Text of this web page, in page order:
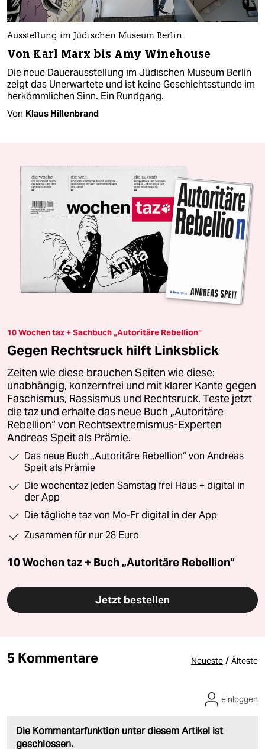
Ausstellung im Jüdischen Museum Berlin
Von Karl Marx bis Amy Winehouse
Die neue Dauerausstellung im Jüdischen Museum Berlin
zeigt das Unerwartete und ist keine Geschichtsstunde im
herkömmlichen Sinn. Ein Rundgang.
Von Klaus Hillenbrand
10 Wochen taz + Sachbuch „Autoritäre Rebellion“
Gegen Rechtsruck hilft Linksblick
Zeiten wie diese brauchen Seiten wie diese:
unabhängig, konzernfrei und mit klarer Kante gegen
Faschismus, Rassismus und Rechtsruck. Teste jetzt
die taz und erhalte das neue Buch „Autoritäre
Rebellion“ von Rechtsextremismus-Experten
Andreas Speit als Prämie.
Das neue Buch „Autoritäre Rebellion“ von Andreas
Speit als Prämie
Die wochentaz jeden Samstag frei Haus + digital in
der App
Die tägliche taz von Mo-Fr digital in der App
Zusammen für nur 28 Euro
10 Wochen taz + Buch „Autoritäre Rebellion“
Jetzt bestellen
5 Kommentare Neueste / Älteste
Die Kommentarfunktion unter diesem Artikel ist
geschlossen.
einloggen